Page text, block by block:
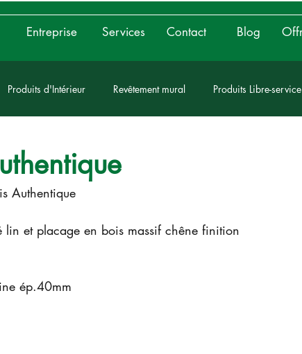
Entreprise Services Contact Blog
Produits d'Intérieur Revêtement mural Produits Libre-service
Authentique
et placage en bois massif chêne finition
ép.40mm